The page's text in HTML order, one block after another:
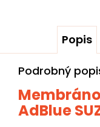
Popis
Podrobný
AdBlue